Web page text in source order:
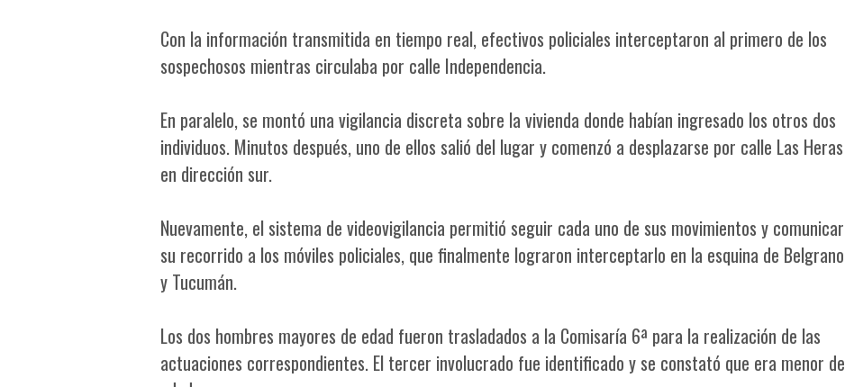
Con la información transmitida en tiempo real, efectivos policiales interceptaron al primero de los
sospechosos mientras circulaba por calle Independencia.
En paralelo, se montó una vigilancia discreta sobre la vivienda donde habían ingresado los otros dos
individuos. Minutos después, uno de ellos salió del lugar y comenzó a desplazarse por calle Las Heras
en dirección sur.
Nuevamente, el sistema de videovigilancia permitió seguir cada uno de sus movimientos y comunicar
su recorrido a los móviles policiales, que finalmente lograron interceptarlo en la esquina de Belgrano
y Tucumán.
Los dos hombres mayores de edad fueron trasladados a la Comisaría 6ª para la realización de las
actuaciones correspondientes. El tercer involucrado fue identificado y se constató que era menor de